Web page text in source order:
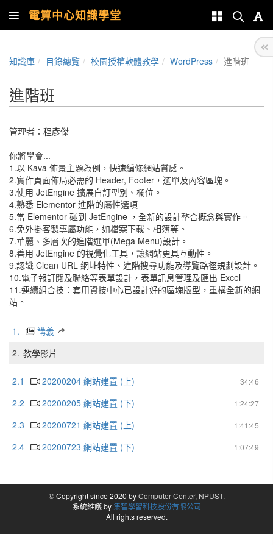
電算中心知識學堂
知識庫 目錄總覽 校園授權軟體教學 WordPress 進階班
進階班
管理者： 程彥傑
你將學會...
1.以 Kava 佈景主題為例，快速編修網站質感。
2.實作頁面佈局必需的 Header, Footer，選單及內容區塊。
3.使用 JetEngine 擴展自訂型別、欄位。
4.熟悉 Elementor 進階的屬性選項
5.當 Elementor 碰到 JetEngine ，全新的設計整合概念與實作。
6.免外掛客製專屬功能，如檔案下載、相簿等。
7.華麗、多層次的進階選單(Mega Menu)設計。
8.善用 JetEngine 的視覺化工具，讓網站更具互動性。
9.認識 Clean URL 網址特性、進階搜尋功能及導覽路徑規劃設計。
10.電子報訂閱及聯絡等表單設計，表單訊息管理及匯出 Excel
11.連續組合技：套用資技中心已設計好的區塊版型，重構全新的網
站。
1.
講義
2. 教學影片
2.1 34:46
20200204 網站建置 (上)
2.2
1:24:27
20200205 網站建置 (下)
2.3
1:41:45
20200721 網站建置 (上)
2.4
1:07:49
20200723 網站建置 (下)
© Copyright since 2020 byComputer Center, NPUST.
系統維護 by集智學習科技股份有限公司
All rights reserved.